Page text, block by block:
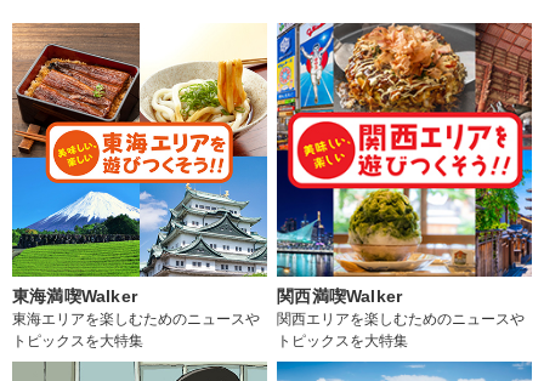
東海満喫Walker
東海エリアを楽しむためのニュースや
トピックスを大特集
関西満喫Walker
関西エリアを楽しむためのニュースや
トピックスを大特集